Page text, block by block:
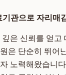
관으로 자리매
은 신뢰를 얻
은 단순히 뛰어
노력해왔습니